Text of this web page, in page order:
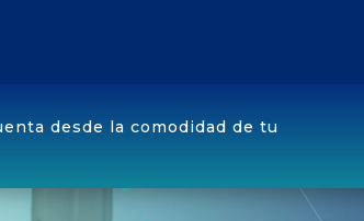
desde la comodidad de tu